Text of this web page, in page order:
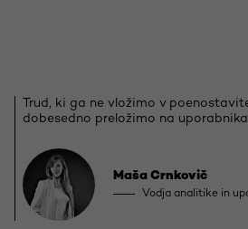
Trud, ki ga ne vložimo v
dobesedno preložimo na
Maša Crnkovič
Vodja analitike in